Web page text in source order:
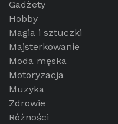
Gadżety
Hobby
Magia i sztuczki
Majsterkowanie
Moda męska
Motoryzacja
Muzyka
Zdrowie
Różności